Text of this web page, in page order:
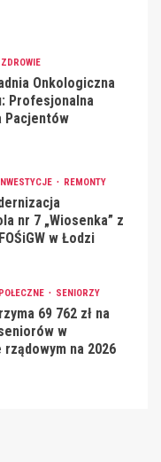
ZDROWIE
Onkologiczna
Profesjonalna
Pacjentów
INWESTYCJE REMONTY
nr 7 „Wiosenka” z
w Łodzi
SENIORZY
69 762 zł na
w
na 2026